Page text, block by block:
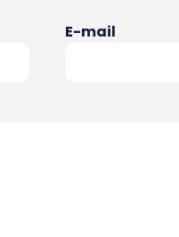
E-mail